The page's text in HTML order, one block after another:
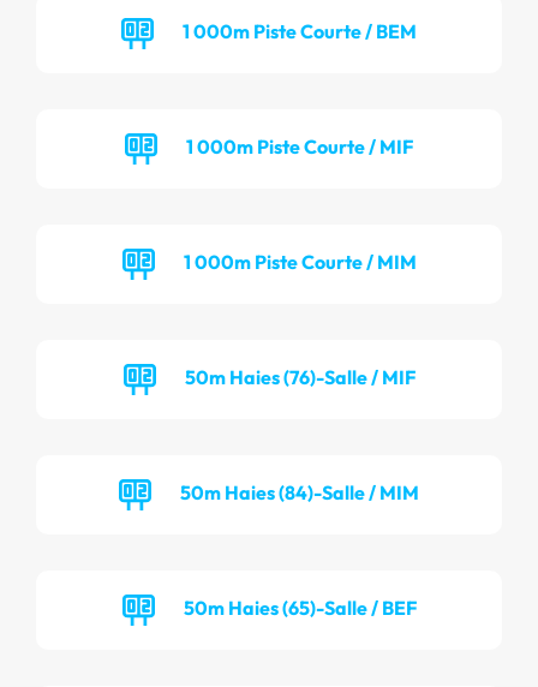
1 000m Piste Courte / BEM
1 000m Piste Courte / MIF
1 000m Piste Courte / MIM
50m Haies (76)-Salle / MIF
50m Haies (84)-Salle / MIM
50m Haies (65)-Salle / BEF